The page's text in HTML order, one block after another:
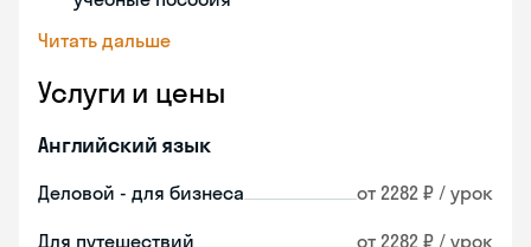
Читать дальше
Услуги и цены
Английский язык
Деловой - для бизнеса от 2282 ₽ / урок
Для путешествий от 2282 ₽ / урок